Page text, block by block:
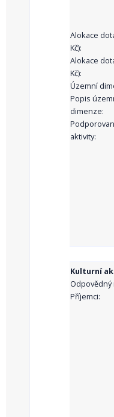
Alokace
Kč):
Alokace
Kč):
Územní
Popis
dimenze:
aktivity:
Kulturní
Příjemci: